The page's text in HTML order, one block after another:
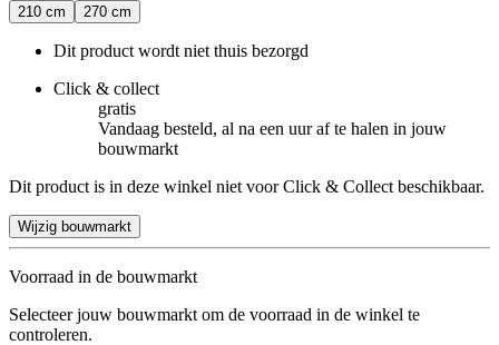
210 cm 270 cm
Dit product wordt niet thuis bezorgd
Click & collect
gratis
Vandaag besteld, al na een uur af te halen in jouw
bouwmarkt
Dit product is in deze winkel niet voor Click & Collect beschikbaar.
Wijzig bouwmarkt
Voorraad in de bouwmarkt
Selecteer jouw bouwmarkt om de voorraad in de winkel te
controleren.